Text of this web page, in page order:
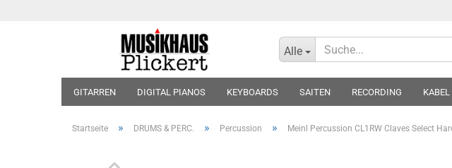
Alle
GITARREN DIGITAL PIANOS KEYBOARDS SAITEN RECORDING KABEL
Startseite » DRUMS & PERC. » Percussion » Meinl Percussion CL1RW Claves Select